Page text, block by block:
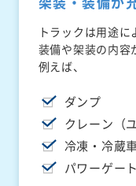
トラックは用途に
装備や架装の内容
例えば、
ダンプ
クレーン（
冷凍・冷蔵
パワーゲー